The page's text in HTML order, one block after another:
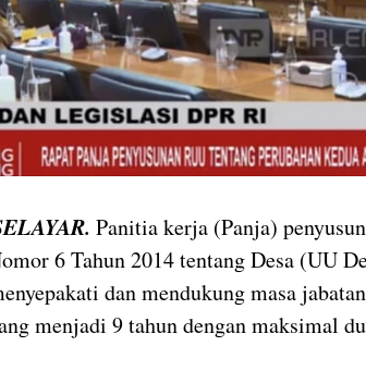
Panitia kerja (Panja)
6 Tahun 2014 tentang Desa (UU
dan mendukung masa
menjadi 9 tahun dengan maksimal